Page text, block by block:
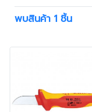
พบสินค้า 1 ชิ้น